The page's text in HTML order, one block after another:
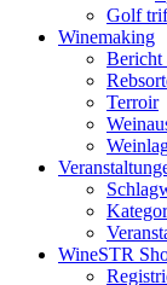
Golf
Winemaking
Bericht
Terroir
WineSTR